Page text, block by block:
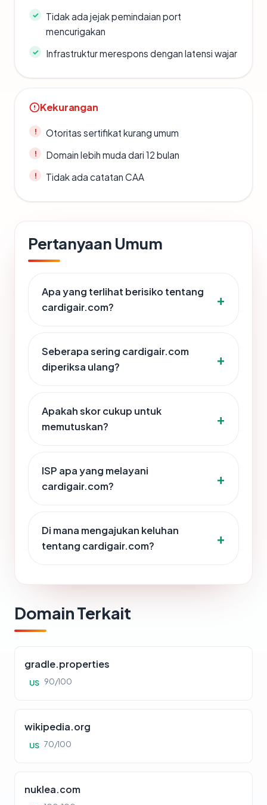
Tidak ada jejak pemindaian port
mencurigakan
Infrastruktur merespons dengan latensi wajar
Kekurangan
Otoritas sertifikat kurang umum
Domain lebih muda dari 12 bulan
Tidak ada catatan CAA
Pertanyaan Umum
Apa yang terlihat berisiko tentang
cardigair.com?
Seberapa sering cardigair.com
diperiksa ulang?
Apakah skor cukup untuk
memutuskan?
ISP apa yang melayani
cardigair.com?
Di mana mengajukan keluhan
tentang cardigair.com?
Domain Terkait
gradle.properties
US 90/100
wikipedia.org
US 70/100
nuklea.com